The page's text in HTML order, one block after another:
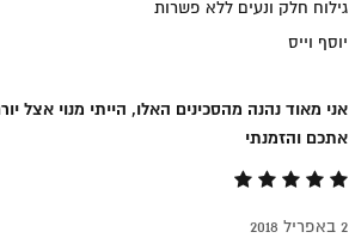
גילוח חלק ונעים ללא פשרות
יוסף וייס
אני מאוד נהנה מהסכינים האלו, הייתי מנוי אצל
אתכם והזמנתי
2 באפריל 2018